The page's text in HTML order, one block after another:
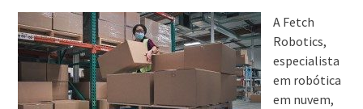
A Fetch
Robotics,
especialista
em robótica
em nuvem,